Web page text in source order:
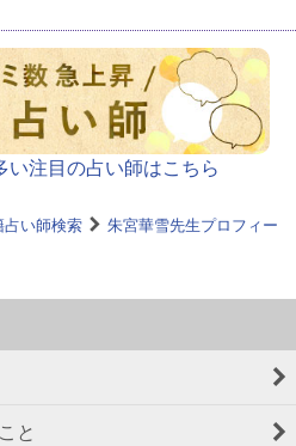
い注目の占い師はこちら
占い師検索
朱宮華雪先生プロフィー
と